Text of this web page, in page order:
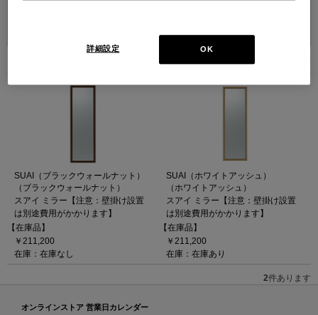
SUAI（ブラックウォールナット）
（ブラックウォールナット）
スアイ ミラー【注意：壁掛け設置
は別途費用がかかります】
【在庫品】
￥211,200
在庫：在庫なし
SUAI（ホワイトアッシュ）
（ホワイトアッシュ）
スアイ ミラー【注意：壁掛け設置
は別途費用がかかります】
【在庫品】
￥211,200
在庫：在庫あり
2件あります
オンラインストア 営業日カレンダー
OK
詳細設定